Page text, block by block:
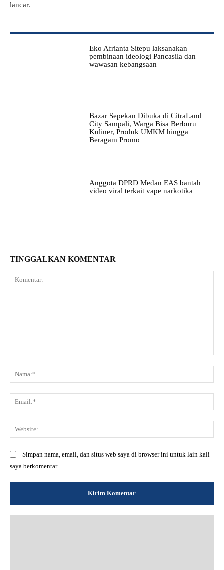
lancar.
Eko Afrianta Sitepu laksanakan
pembinaan ideologi Pancasila dan
wawasan kebangsaan
Bazar Sepekan Dibuka di CitraLand
City Sampali, Warga Bisa Berburu
Kuliner, Produk UMKM hingga
Beragam Promo
Anggota DPRD Medan EAS bantah
video viral terkait vape narkotika
TINGGALKAN KOMENTAR
Simpan nama, email, dan situs web saya di browser ini untuk lain kali
saya berkomentar.